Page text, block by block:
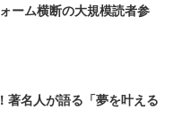
ーム横断の大規模読者参
著名人が語る「夢を叶える